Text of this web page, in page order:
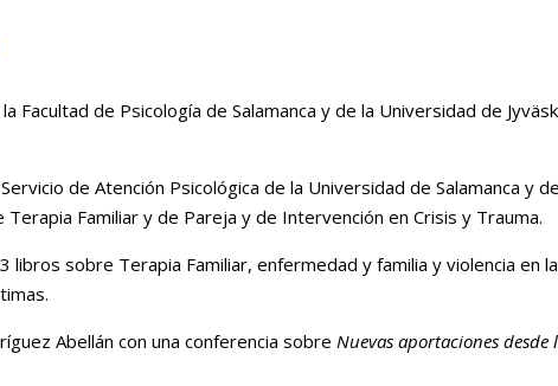
Facultad de Psicología de Salamanca y de la Universidad de
de Atención Psicológica de la Universidad de Salamanca y
Familiar y de Pareja y de Intervención en Crisis y Trauma.
libros sobre Terapia Familiar, enfermedad y familia y violencia en
Abellán con una conferencia sobre Nuevas aportaciones desde